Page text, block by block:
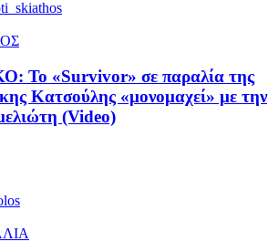
Το «Survivor» σε παραλία της
Κατσούλης «μονομαχεί» με την
(Video)